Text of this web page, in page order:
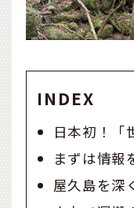
INDEX
日本初！「
まずは情報
屋久島を深